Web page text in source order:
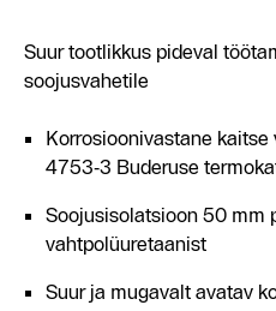
Suur tootlikkus pideval
soojusvahetile
Korrosioonivastane
4753‑3 Buderuse
Soojusisolatsioon 50 mm
vahtpolüuretaanist
Suur ja mugavalt avatav